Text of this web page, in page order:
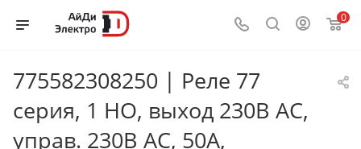
0
775582308250 | Реле 77
серия, 1 НО, выход 230В AC,
управ. 230В AC, 50A,